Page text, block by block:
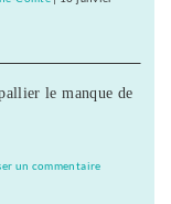
le manque de
un commentaire